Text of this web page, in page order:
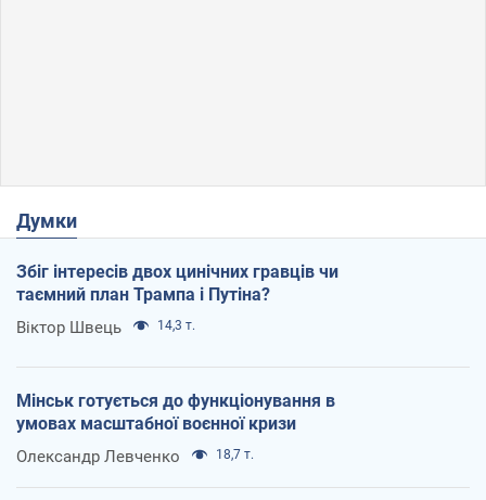
Думки
Збіг інтересів двох цинічних гравців чи
таємний план Трампа і Путіна?
Віктор Швець 14,3 т.
Мінськ готується до функціонування в
умовах масштабної воєнної кризи
Олександр Левченко 18,7 т.